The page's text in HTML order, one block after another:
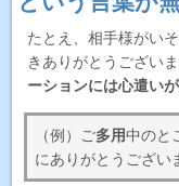
たとえ、相手様がい
きありがとうござい
ーションには心遣い
（例）ご多用中のと
にありがとうござい